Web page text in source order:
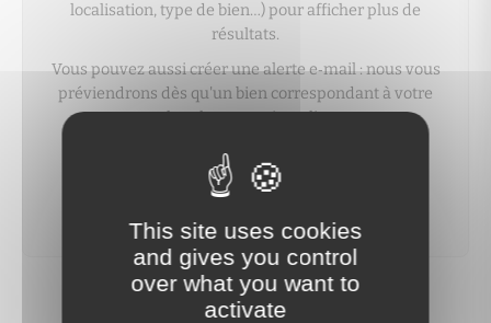
localisation, type de bien…) pour afficher plus de
résultats.
Vous pouvez aussi créer une alerte e‑mail : nous vous
préviendrons dès qu'un bien correspondant à votre
recherche sera mis en ligne.
créer une alerte
This site uses cookies
and gives you control
over what you want to
activate